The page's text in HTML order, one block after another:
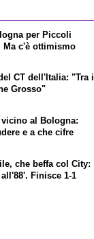
per Piccoli
c'è ottimismo
CT dell'Italia: "Tra i
Grosso"
al Bologna:
e a che cifre
che beffa col City:
Finisce 1-1